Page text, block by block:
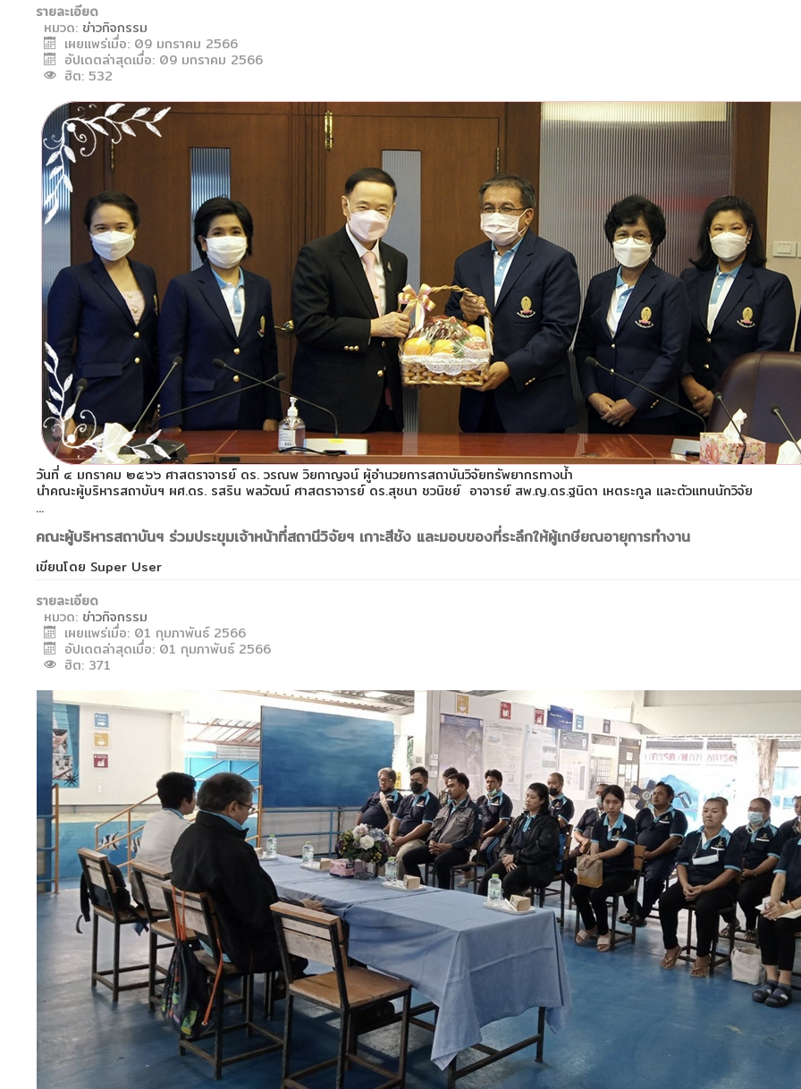
รายละเอียด
หมวด: ข่าวกิจกรรม
เผยแพร่เมื่อ: 09 มกราคม 2566
อัปเดตล่าสุดเมื่อ: 09 มกราคม 2566
ฮิต: 532
วันที่ ๔ มกราคม ๒๕๖๖ ศาสตราจารย์ ดร. วรณพ วิยกาญจน์ ผู้อำนวยการสถาบันวิจัยทรัพยากรทางน้ำ
นำคณะผู้บริหารสถาบันฯ ผศ.ดร. รสริน พลวัฒน์ ศาสตราจารย์ ดร.สุชนา ชวนิชย์ อาจารย์ สพ.ญ.ดร.ฐนิดา เหตระกูล และตัวแทนนักวิจัย
...
คณะผู้บริหารสถาบันฯ ร่วมประขุมเจ้าหน้าที่สถานีวิจัยฯ เกาะสีชัง และมอบของที่ระลึกให้ผู้เกษียณอายุการทำงาน
เขียนโดย Super User
รายละเอียด
หมวด: ข่าวกิจกรรม
เผยแพร่เมื่อ: 01 กุมภาพันธ์ 2566
อัปเดตล่าสุดเมื่อ: 01 กุมภาพันธ์ 2566
ฮิต: 371